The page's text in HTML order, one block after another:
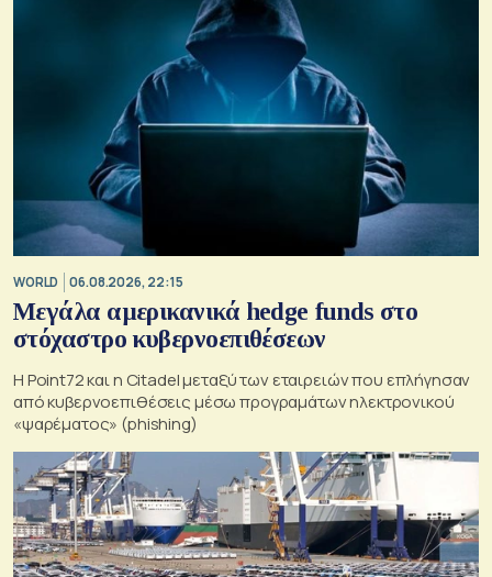
WORLD 06.08.2026, 22:15
Μεγάλα αμερικανικά hedge funds στο
στόχαστρο κυβερνοεπιθέσεων
Η Point72 και η Citadel μεταξύ των εταιρειών που επλήγησαν
από κυβερνοεπιθέσεις μέσω προγραμάτων ηλεκτρονικού
«ψαρέματος» (phishing)